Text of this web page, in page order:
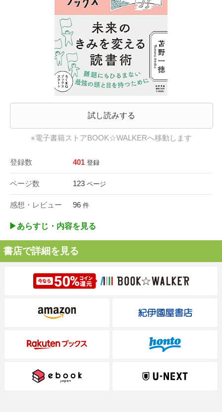
試し読みする
※電子書籍ストアBOOK☆WALKERへ移動します
登録数 401 登録
ページ数 123 ページ
感想・レビュー 96 件
▶︎あらすじ・内容を見る
書店で詳細を見る